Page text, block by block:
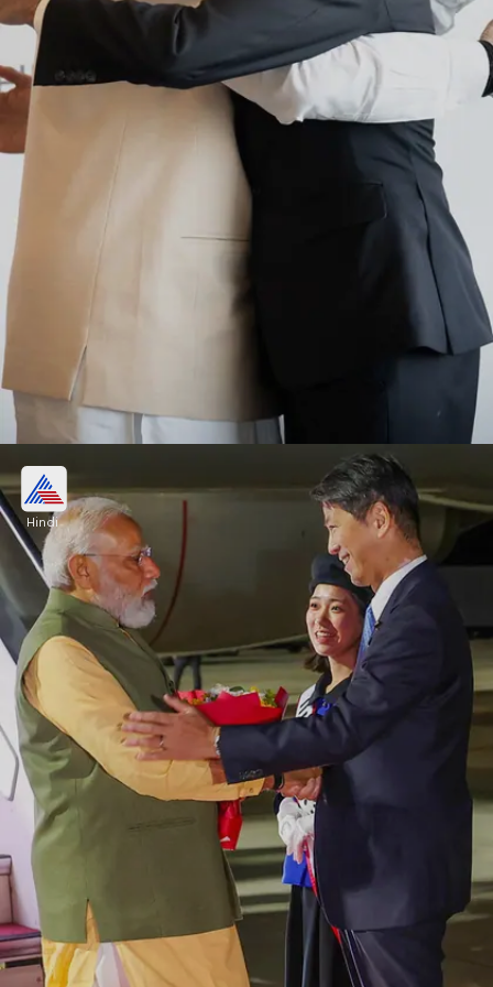
जापान में यूनाइटेड किंगडम प्रधानमंत्री ऋषि सुनक से
प्रधानमंत्री नरेंद्र मोदी ने जी7 शिखर सम्मेलन से अलग ब्रिटिश
पीएम ऋषि सुनक से मुलाकात की। इस दौरान दोनों नेता एक दूसरे
से गले मिले और भारत-यूके फ्री ट्रेड एग्रीमेंट पर चर्चा की।
Image credits: Getty
Hindi